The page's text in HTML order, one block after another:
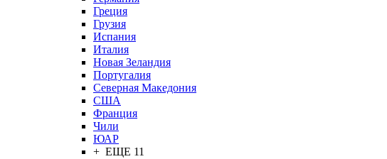
Греция
Грузия
Испания
Италия
Новая Зеландия
Португалия
Северная Македония
США
Франция
Чили
ЮАР
+ ЕЩЕ 11